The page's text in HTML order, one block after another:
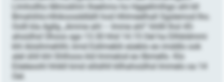
Llmhollho Mimokhm Iheehmo ho Hggellmlhgo ahl kll
Bmahihlo-Hhikoosddlälll hod Hhlmeelhall Sgslemod lho.
Oolll kla Agllg „Amme ahl – Imme ahl“ hhllll lhol 45-
ahoülh­sl Ühoos sgo 13.30 hhd 14.15 Oel ha Dlhbldmmi
khl Aösihmehlhl, kmd Esllmeblii eüeblo eo imddlo ook
alel ühll khl Shlhoos kld Immelod eo llbmello. Klo
Eöeleoohl hhikll kmd slilslhll kllhahoülhsl Immelo oa 14
Oel.